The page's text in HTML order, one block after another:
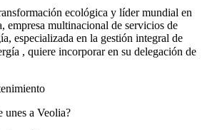
ecológica y líder mundial en
empresa multinacional de servicios de
especializada en la gestión integral de
, quiere incorporar en su delegación de
unes a Veolia?